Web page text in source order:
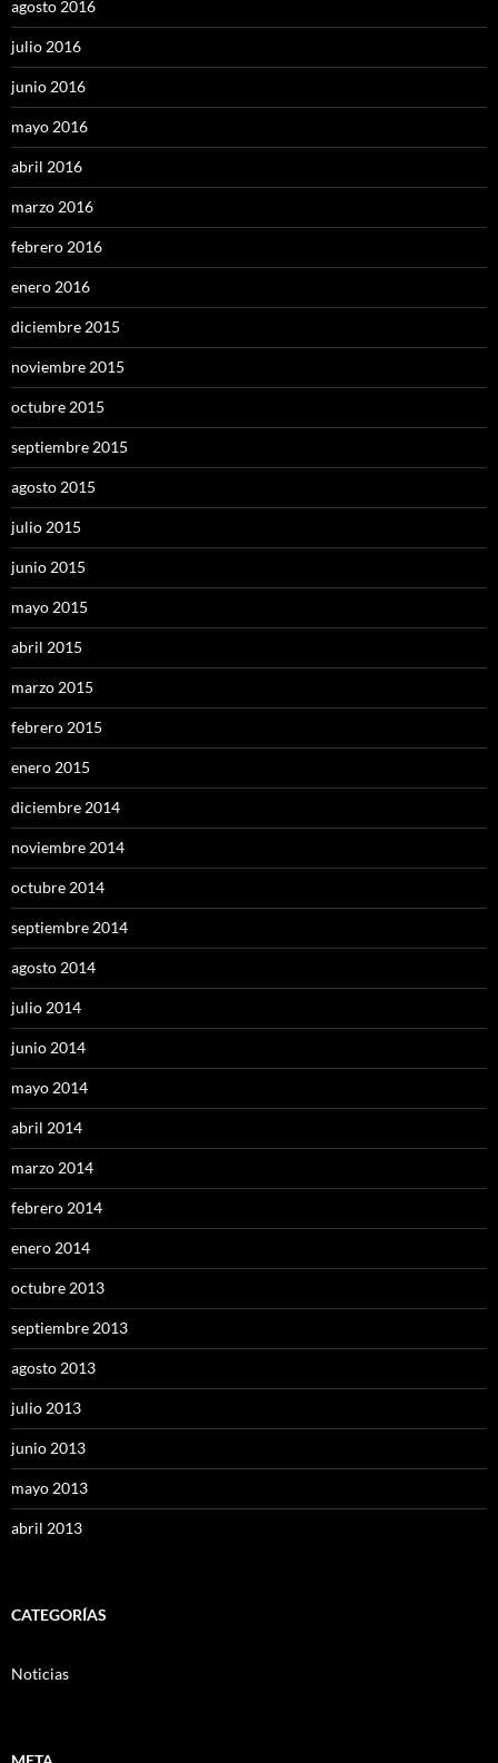
agosto 2016
julio 2016
junio 2016
mayo 2016
abril 2016
marzo 2016
febrero 2016
enero 2016
diciembre 2015
noviembre 2015
octubre 2015
septiembre 2015
agosto 2015
julio 2015
junio 2015
mayo 2015
abril 2015
marzo 2015
febrero 2015
enero 2015
diciembre 2014
noviembre 2014
octubre 2014
septiembre 2014
agosto 2014
julio 2014
junio 2014
mayo 2014
abril 2014
marzo 2014
febrero 2014
enero 2014
octubre 2013
septiembre 2013
agosto 2013
julio 2013
junio 2013
mayo 2013
abril 2013
CATEGORÍAS
Noticias